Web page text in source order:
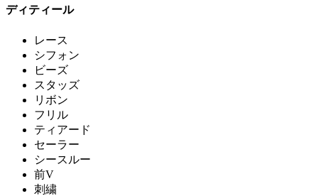
ディティール
レース
シフォン
ビーズ
スタッズ
リボン
フリル
ティアード
セーラー
シースルー
前V
刺繍